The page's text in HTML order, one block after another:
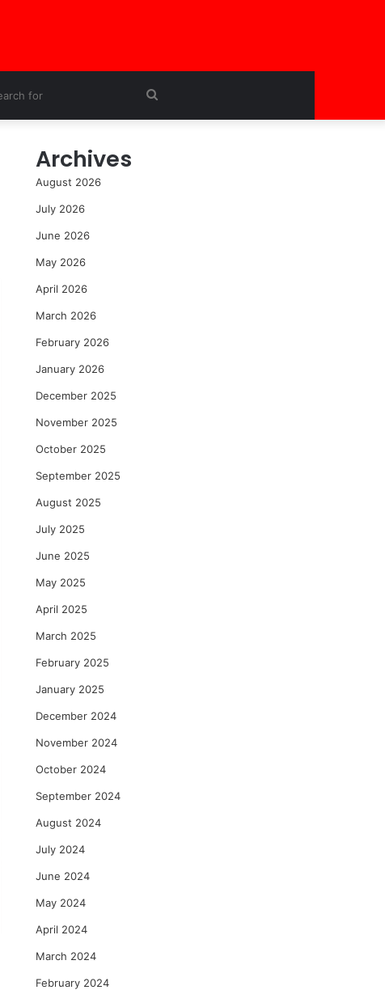
Archives
August 2026
July 2026
June 2026
May 2026
April 2026
March 2026
February 2026
January 2026
December 2025
November 2025
October 2025
September 2025
August 2025
July 2025
June 2025
May 2025
April 2025
March 2025
February 2025
January 2025
December 2024
November 2024
October 2024
September 2024
August 2024
July 2024
June 2024
May 2024
April 2024
March 2024
February 2024